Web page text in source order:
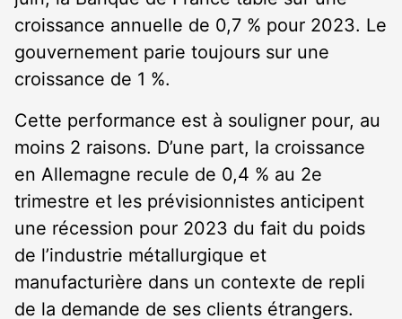
croissance annuelle de 0,7 % pour 2023. Le
gouvernement parie toujours sur une
croissance de 1 %.
Cette performance est à souligner pour, au
moins 2 raisons. D’une part, la croissance
en Allemagne recule de 0,4 % au 2e
trimestre et les prévisionnistes anticipent
une récession pour 2023 du fait du poids
de l’industrie métallurgique et
manufacturière dans un contexte de repli
de la demande de ses clients étrangers.